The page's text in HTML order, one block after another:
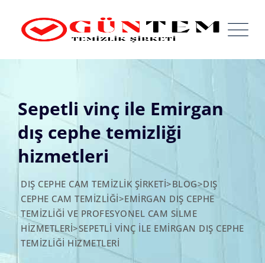
content
Sepetli vinç ile Emirgan
dış cephe temizliği
hizmetleri
DIŞ CEPHE CAM TEMIZLIK ŞIRKETI>BLOG>DIŞ
CEPHE CAM TEMIZLIĞI>EMIRGAN DIŞ CEPHE
TEMIZLIĞI VE PROFESYONEL CAM SILME
HIZMETLERI>SEPETLI VINÇ ILE EMIRGAN DIŞ CEPHE
TEMIZLIĞI HIZMETLERI